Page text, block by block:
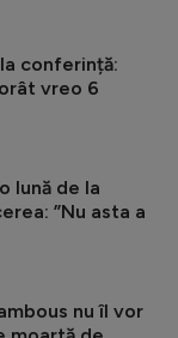
conferință:
vreo 6
lună de la
”Nu asta a
nu îl vor